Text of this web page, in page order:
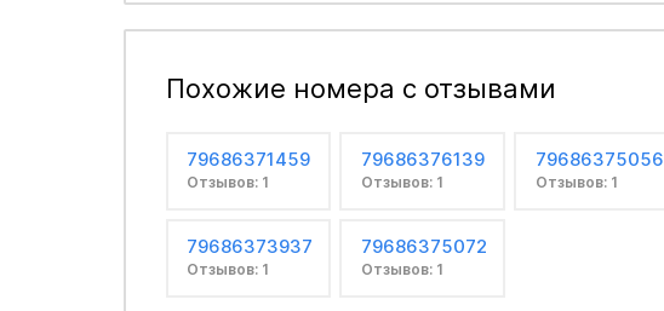
Похожие номера с отзывами
79686371459
Отзывов: 1
79686376139
Отзывов: 1
79686375056
Отзывов: 1
79686373937
Отзывов: 1
79686375072
Отзывов: 1